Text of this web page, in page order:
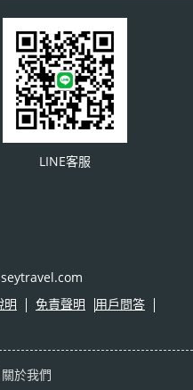
LINE客服
明 免責聲明
用戶問答
關於我們